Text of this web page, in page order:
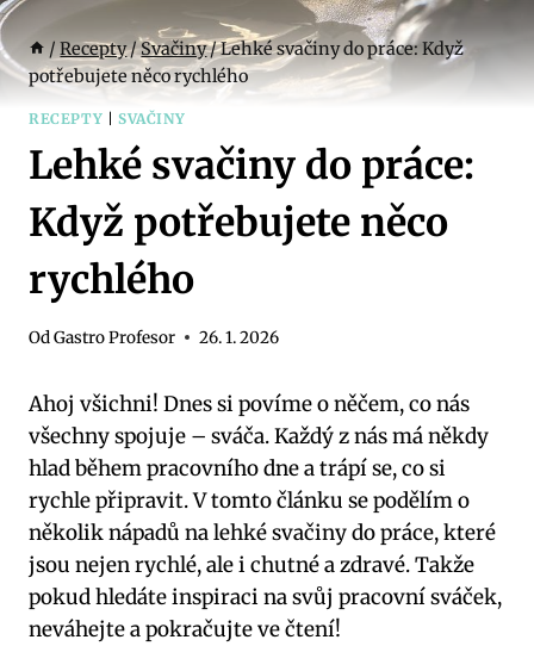
/Recepty/Svačiny/Lehké svačiny do práce: Když
potřebujete něco rychlého
RECEPTY SVAČINY
Lehké svačiny do práce:
Když potřebujete něco
rychlého
OdGastro Profesor 26. 1. 2026
Ahoj všichni! Dnes si povíme o něčem, co nás
všechny spojuje – sváča. Každý z nás má někdy
hlad během pracovního dne a trápí se, co si
rychle připravit. V tomto článku se podělím o
několik nápadů na lehké svačiny do práce, které
jsou nejen rychlé, ale i chutné a zdravé. Takže
pokud hledáte inspiraci na svůj pracovní sváček,
neváhejte a pokračujte ve čtení!